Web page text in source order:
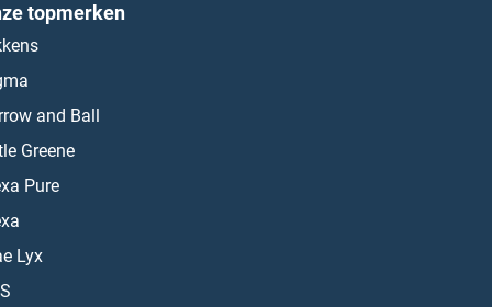
topmerken
and Ball
Greene
Pure
Lyx